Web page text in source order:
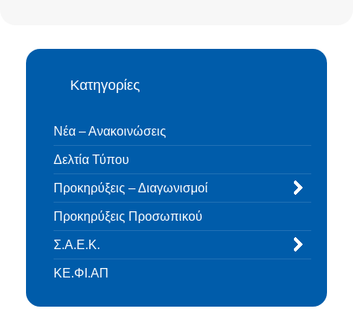
Κατηγορίες
Νέα – Ανακοινώσεις
Δελτία Τύπου
Προκηρύξεις – Διαγωνισμοί
Προκηρύξεις Προσωπικού
Σ.Α.Ε.Κ.
ΚΕ.ΦΙ.ΑΠ